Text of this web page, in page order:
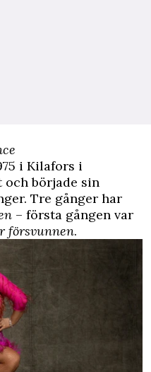
i Kilafors i
började sin
Tre gånger har
– första gången var
försvunnen.